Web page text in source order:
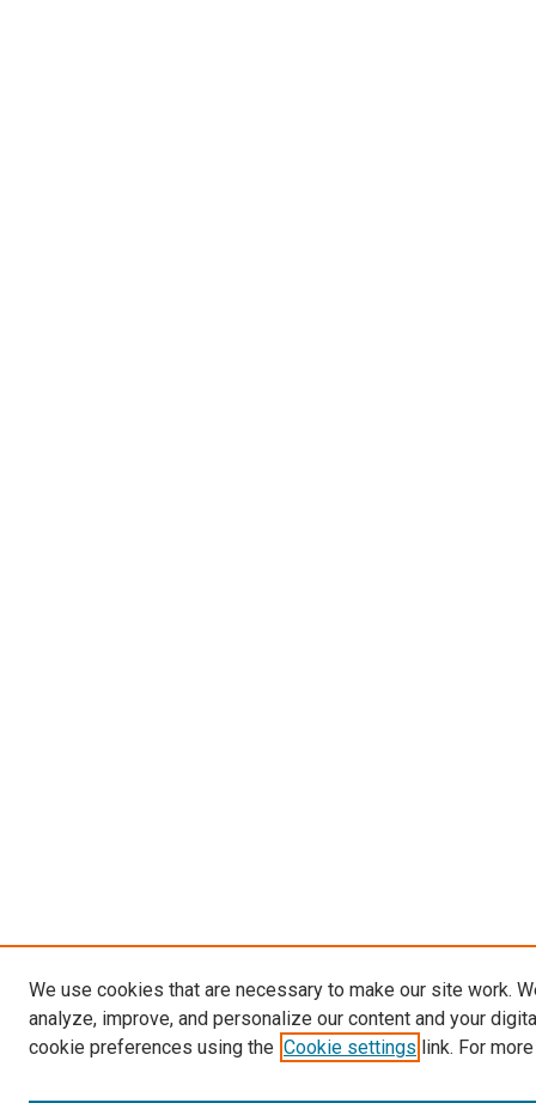
We use cookies that are necessary to make our site work.
analyze, improve, and personalize our content and your
cookie preferences using the Cookie settings link. For